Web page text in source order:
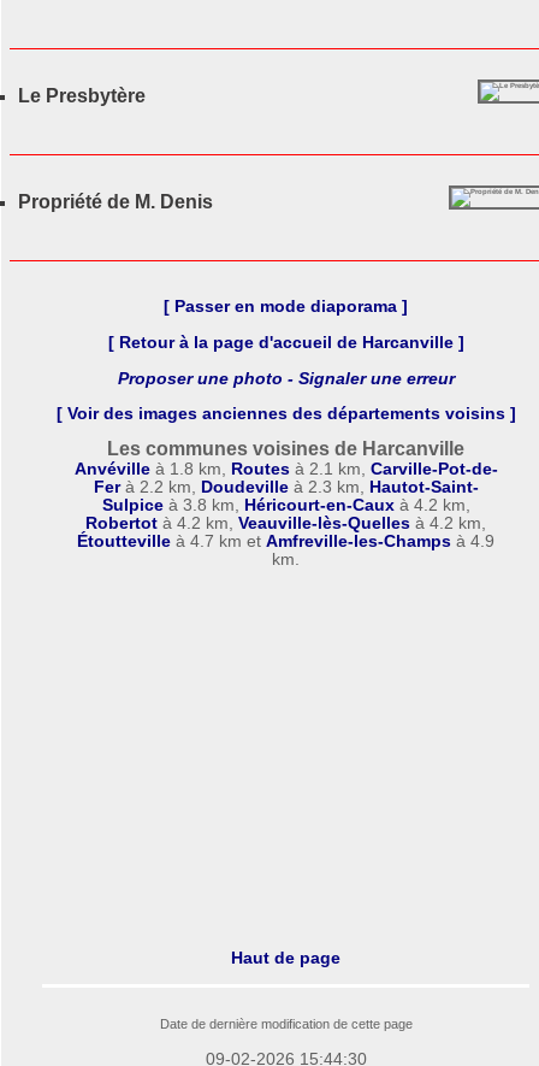
Le Presbytère
Propriété de M. Denis
[ Passer en mode diaporama ]
[ Retour à la page d'accueil de Harcanville ]
Proposer une photo - Signaler une erreur
[ Voir des images anciennes des départements voisins ]
Les communes voisines de Harcanville
Anvévilleà 1.8 km, Routesà 2.1 km, Carville-Pot-de-
Ferà 2.2 km, Doudevilleà 2.3 km, Hautot-Saint-
Sulpiceà 3.8 km, Héricourt-en-Cauxà 4.2 km,
Robertot à 4.2 km, Veauville-lès-Quelles à 4.2 km,
Étoutteville à 4.7 km et Amfreville-les-Champs à 4.9
km.
Haut de page
Date de dernière modification de cette page
09-02-2026 15:44:30